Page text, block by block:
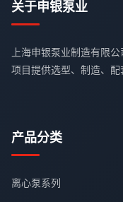
关于申银泵业
上海申银泵业制造有限
项目提供选型、制造、配
产品分类
离心泵系列